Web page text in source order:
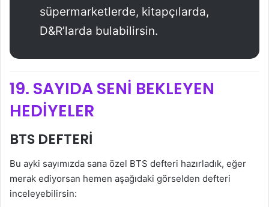
süpermarketlerde, kitapçılarda,
D&R’larda bulabilirsin.
19. SAYIDA SENİ BEKLEYEN
HEDİYELER
BTS DEFTERİ
Bu ayki sayımızda sana özel BTS defteri hazırladık, eğer
merak ediyorsan hemen aşağıdaki görselden defteri
inceleyebilirsin: